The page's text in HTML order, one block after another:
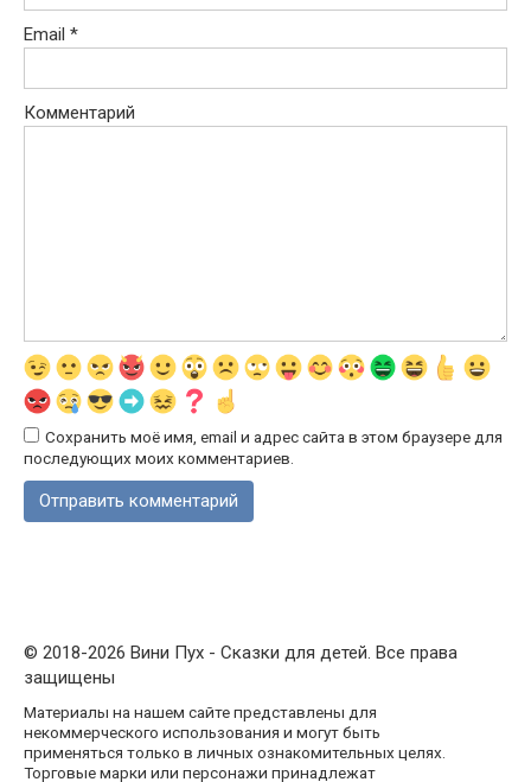
Email *
Комментарий
Сохранить моё имя, email и адрес сайта в этом браузере для
последующих моих комментариев.
© 2018-2026 Вини Пух - Сказки для детей. Все права
защищены
Материалы на нашем сайте представлены для
некоммерческого использования и могут быть
применяться только в личных ознакомительных целях.
Торговые марки или персонажи принадлежат